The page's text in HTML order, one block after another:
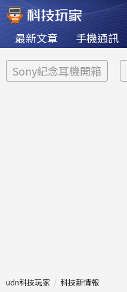
最新文章 手機通訊
Sony紀念耳機開箱
udn科技玩家 科技新情報